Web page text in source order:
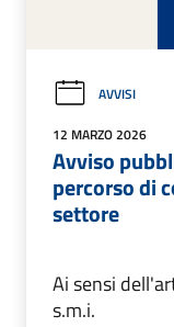
AVVISI
12 MARZO 2026
Avviso
percorso di
settore
Ai sensi
s.m.i.